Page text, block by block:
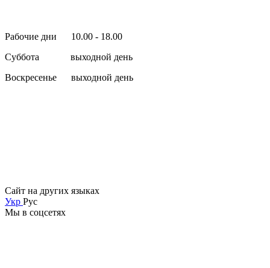
Рабочие дни 10.00 - 18.00
Суббота выходной день
Воскресенье выходной день
Сайт на других языках
Укр Рус
Мы в соцсетях